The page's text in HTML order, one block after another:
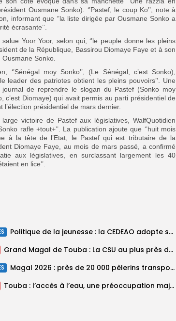
Ousmane Sonko). ‘’Pastef, le coup Ko’’, note à
informant que ‘’la liste dirigée par Ousmane Sonko a
écrasante’’.
salue Yoor Yoor, selon qui, ‘’le peuple donne les pleins
de la République, Bassirou Diomaye Faye et à son
Sonko.
‘’Sénégal moy Sonko’’, (Le Sénégal, c’est Sonko),
leader des patriotes obtient les pleins pouvoirs’’. Une
de reprendre le slogan du Pastef (Sonko moy
c’est Diomaye) qui avait permis au parti présidentiel de
l’élection présidentiel de mars dernier.
victoire de Pastef aux législatives, WalfQuotidien
rafle +tout+’’. La publication ajoute que ‘’huit mois
à la tête de l’Etat, le Pastef qui est tributaire de la
Diomaye Faye, au mois de mars passé, a confirmé
aux législatives, en surclassant largement les 40
en lice’’.
Politique de la jeunesse : la CEDEAO adopte son plan d’actions stratégiques...
Grand Magal de Touba : La CSU au plus près des pèlerins
Magal 2026 : près de 20 000 pèlerins transportés vers Touba en...
Touba : l’accès à l’eau, une préoccupation majeure avant le Grand Magal